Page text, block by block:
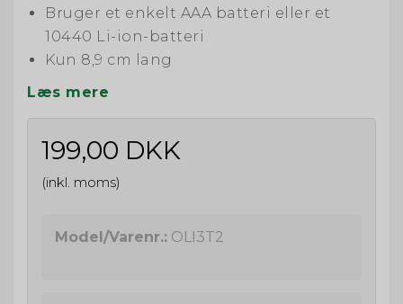
Bruger et enkelt AAA batteri eller et
10440 Li-ion-batteri
Kun 8,9 cm lang
Læs mere
199,00 DKK
(inkl. moms)
Model/Varenr.: OLI3T2